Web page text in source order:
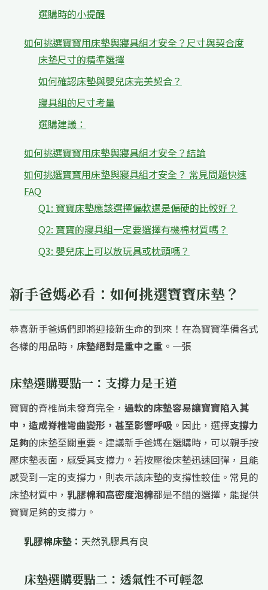
選購時的小提醒
如何挑選寶寶用床墊與寢具組才安全？尺寸與契合度
床墊尺寸的精準選擇
如何確認床墊與嬰兒床完美契合？
寢具組的尺寸考量
選購建議：
如何挑選寶寶用床墊與寢具組才安全？結論
如何挑選寶寶用床墊與寢具組才安全？ 常見問題快速
FAQ
Q1: 寶寶床墊應該選擇偏軟還是偏硬的比較好？
Q2: 寶寶的寢具組一定要選擇有機棉材質嗎？
Q3: 嬰兒床上可以放玩具或枕頭嗎？
新手爸媽必看：如何挑選寶寶床墊？
恭喜新手爸媽們即將迎接新生命的到來！在為寶寶準備各式
各樣的用品時， 床墊絕對是重中之重 。一張
床墊選購要點一：支撐力是王道
寶寶的脊椎尚未發育完全， 過軟的床墊容易讓寶寶陷入其
中，造成脊椎彎曲變形，甚至影響呼吸 。因此，選擇支撐力
足夠的床墊至關重要。建議新手爸媽在選購時，可以親手按
壓床墊表面，感受其支撐力。若按壓後床墊迅速回彈，且能
感受到一定的支撐力，則表示該床墊的支撐性較佳。常見的
床墊材質中， 乳膠棉和高密度泡棉都是不錯的選擇，能提供
寶寶足夠的支撐力。
乳膠棉床墊： 天然乳膠具有良
床墊選購要點二：透氣性不可輕忽